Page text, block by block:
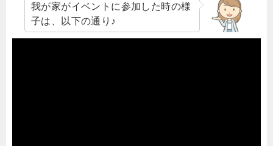
我が家がイベントに参加した時の様
子は、以下の通り♪